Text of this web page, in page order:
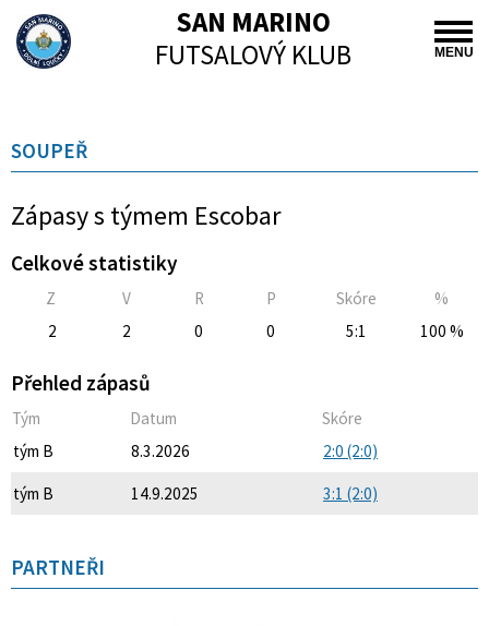
MENU
SAN MARINO
FUTSALOVÝ KLUB
SOUPEŘ
Zápasy s týmem Escobar
Celkové statistiky
Z V R P Skóre
%
2
2 0 0 5:1 100 %
Přehled zápasů
Tým Datum
Skóre
tým B
8.3.2026 2:0 (2:0)
tým B 14.9.2025 3:1 (2:0)
PARTNEŘI